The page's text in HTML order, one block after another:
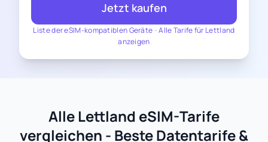
Liste der eSIM-kompatiblen Geräte -Alle Tarife für Lettland
anzeigen
Jetzt kaufen
Alle Lettland eSIM-Tarife
vergleichen - Beste Datentarife &